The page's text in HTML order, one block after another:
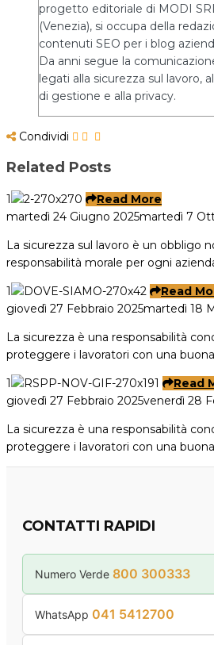
progetto editoriale di MODI
(Venezia), si occupa della
contenuti SEO per i blog
Da anni segue la
legati alla sicurezza sul lavoro,
di gestione e alla privacy.
Condividi
Related Posts
1
Read More
martedì 24 Giugno 2025martedì 7
La sicurezza sul lavoro è un obbligo
responsabilità morale per ogni
1
Read
giovedì 27 Febbraio 2025martedì 18
La sicurezza è una responsabilità
proteggere i lavoratori con una
1
Read
giovedì 27 Febbraio 2025venerdì 28
La sicurezza è una responsabilità
proteggere i lavoratori con una
CONTATTI RAPIDI
Numero Verde 800 300333
WhatsApp 041 5412700